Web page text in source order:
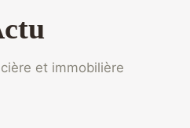
et immobilière